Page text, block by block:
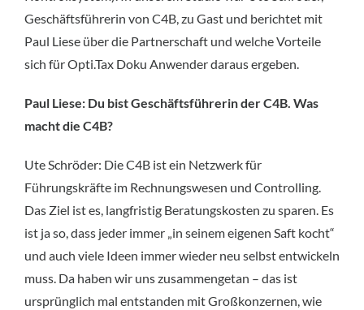
Geschäftsführerin von C4B, zu Gast und berichtet mit
Paul Liese über die Partnerschaft und welche Vorteile
sich für Opti.Tax Doku Anwender daraus ergeben.
Paul Liese: Du bist Geschäftsführerin der C4B. Was
macht die C4B?
Ute Schröder: Die C4B ist ein Netzwerk für
Führungskräfte im Rechnungswesen und Controlling.
Das Ziel ist es, langfristig Beratungskosten zu sparen. Es
ist ja so, dass jeder immer „in seinem eigenen Saft kocht“
und auch viele Ideen immer wieder neu selbst entwickeln
muss. Da haben wir uns zusammengetan – das ist
ursprünglich mal entstanden mit Großkonzernen, wie